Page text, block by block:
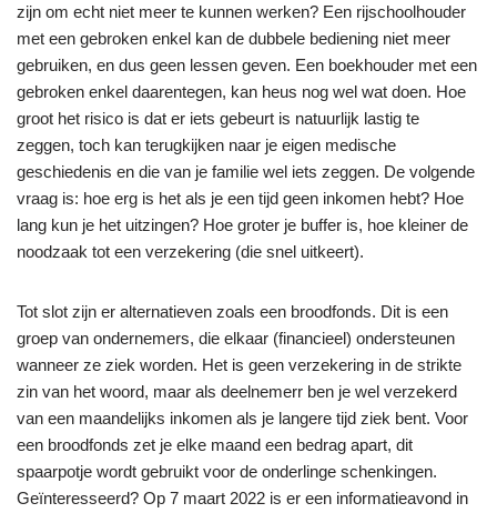
zijn om echt niet meer te kunnen werken? Een rijschoolhouder
met een gebroken enkel kan de dubbele bediening niet meer
gebruiken, en dus geen lessen geven. Een boekhouder met een
gebroken enkel daarentegen, kan heus nog wel wat doen. Hoe
groot het risico is dat er iets gebeurt is natuurlijk lastig te
zeggen, toch kan terugkijken naar je eigen medische
geschiedenis en die van je familie wel iets zeggen. De volgende
vraag is: hoe erg is het als je een tijd geen inkomen hebt? Hoe
lang kun je het uitzingen? Hoe groter je buffer is, hoe kleiner de
noodzaak tot een verzekering (die snel uitkeert).
Tot slot zijn er alternatieven zoals een broodfonds. Dit is een
groep van ondernemers, die elkaar (financieel) ondersteunen
wanneer ze ziek worden. Het is geen verzekering in de strikte
zin van het woord, maar als deelnemerr ben je wel verzekerd
van een maandelijks inkomen als je langere tijd ziek bent. Voor
een broodfonds zet je elke maand een bedrag apart, dit
spaarpotje wordt gebruikt voor de onderlinge schenkingen.
Geïnteresseerd? Op 7 maart 2022 is er een informatieavond in